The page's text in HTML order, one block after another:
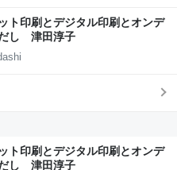
ト印刷とデジタル印刷とオンデ
だし 津田淳子
ト印刷とデジタル印刷とオンデ
だし 津田淳子